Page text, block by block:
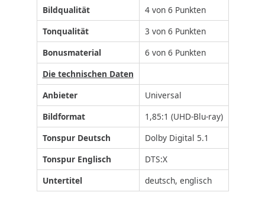
Bildqualität
4 von 6 Punkten
Tonqualität
3 von 6 Punkten
Bonusmaterial
6 von 6 Punkten
Die technischen Daten
Anbieter
Universal
Bildformat
1,85:1 (UHD-Blu-ray)
Tonspur Deutsch
Dolby Digital 5.1
Tonspur Englisch
DTS:X
Untertitel
deutsch, englisch